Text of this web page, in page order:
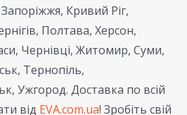
Кривий Ріг,
Полтава, Херсон,
Чернівці, Житомир, Суми,
Тернопіль,
Ужгород. Доставка по всій
від EVA.com.ua! Зробіть свій